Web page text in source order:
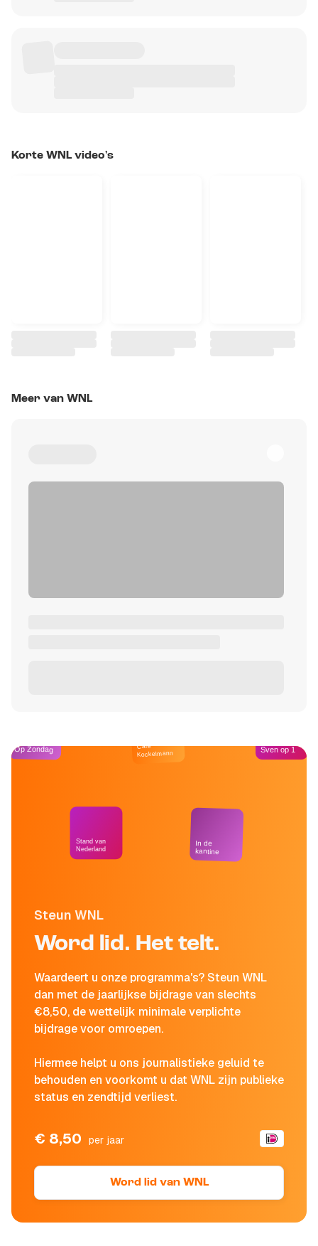
Korte WNL video's
Meer van WNL
Steun WNL
Word lid. Het telt.
Waardeert u onze programma's? Steun WNL
dan met de jaarlijkse bijdrage van slechts
€8,50, de wettelijk minimale verplichte
bijdrage voor omroepen.
Hiermee helpt u ons journalistieke geluid te
behouden en voorkomt u dat WNL zijn publieke
status en zendtijd verliest.
€ 8,50 per jaar
Word lid van WNL
Op Zondag
Stand van
Nederland
Café
Kockelmann
In de
kantine
Sven op 1